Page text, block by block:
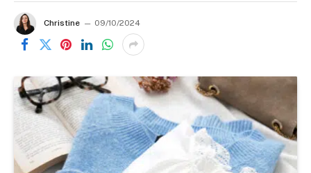
Christine 09/10/2024